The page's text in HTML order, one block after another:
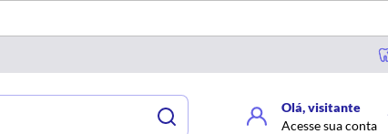
Olá, visitante
Acesse sua conta